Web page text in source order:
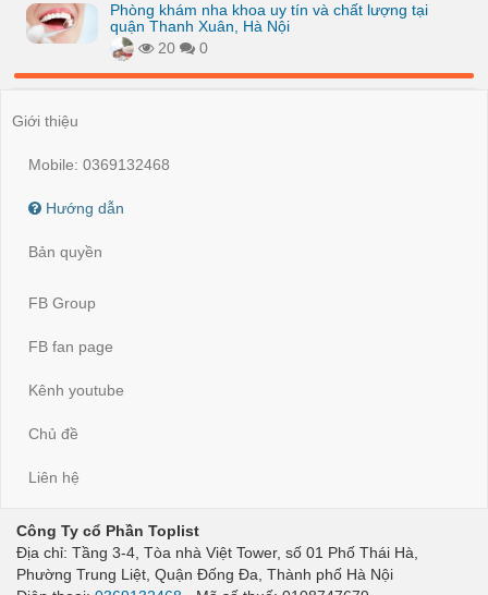
Phòng khám nha khoa uy tín và chất lượng tại
quận Thanh Xuân, Hà Nội
20
0
Giới thiệu
Mobile: 0369132468
Hướng dẫn
Bản quyền
FB Group
FB fan page
Kênh youtube
Chủ đề
Liên hệ
Công Ty cổ Phần Toplist
Địa chỉ: Tầng 3-4, Tòa nhà Việt Tower, số 01 Phố Thái Hà,
Phường Trung Liệt, Quận Đống Đa, Thành phố Hà Nội